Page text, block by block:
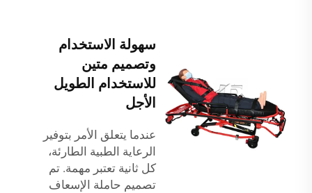
سهولة الاستخدام
وتصميم متين
للاستخدام الطويل
الأجل
عندما يتعلق الأمر بتوفير
الرعاية الطبية الطارئة،
كل ثانية تعتبر مهمة. تم
تصميم حاملة الإسعاف